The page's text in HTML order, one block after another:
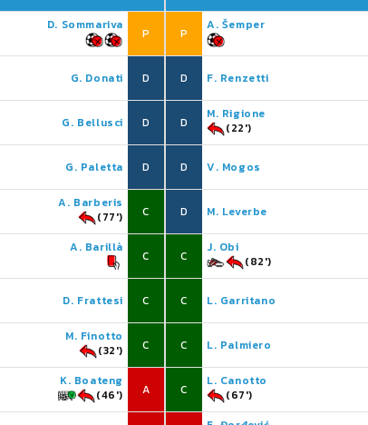
D. Sommariva
P
G. Donati D
G. Bellusci D
G. Paletta D
A. Barberis
(77')
C
A. Barillà
C
D. Frattesi C
M. Finotto
(32')
C
K. Boateng
(46')
A
P
A. Šemper
D F. Renzetti
D
M. Rigione
(22')
D V. Mogos
D M. Leverbe
C
J. Obi
(82')
C L. Garritano
C L. Palmiero
C
L. Canotto
(67')